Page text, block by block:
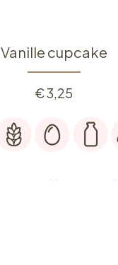
Vanille cupcake
€3,25